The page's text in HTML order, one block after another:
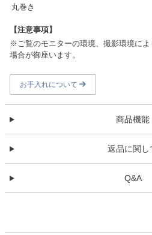
丸巻き
【注意事項】
※ご覧のモニターの環境、撮影環境に
場合が御座います。
お手入れについて
商品機能
返品に関し
Q&A